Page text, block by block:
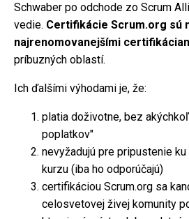
Schwaber po odchode zo Scrum
vedie. Certifikácie Scrum.org sú
najrenomovanejšími
príbuzných oblastí.
Ich ďalšími výhodami je, že:
platia doživotne, bez
poplatkov"
nevyžadujú pre pripustenie
kurzu (iba ho odporúčajú)
certifikáciou Scrum.org sa
celosvetovej živej komunity